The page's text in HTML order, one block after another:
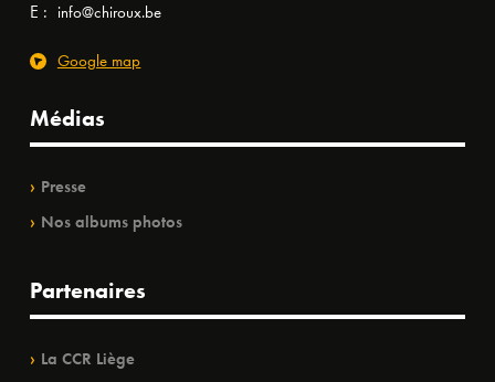
E : info@chiroux.be
Google map
Médias
Presse
Nos albums photos
Partenaires
La CCR Liège